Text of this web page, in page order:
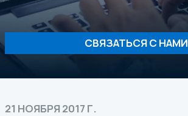
СВЯЗАТЬСЯ С НАМИ
21 НОЯБРЯ 2017 Г.